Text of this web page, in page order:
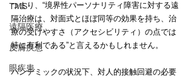
TMS
遠隔医療
皮膚疾患
眼疾患
つまり、“境界性パーソナリティ障害に対する遠
隔治療は、対面式とほぼ同等の効果を持ち、治
療の受けやすさ（アクセシビリティ）の点では
特に有利である”と言えるかもしれません。
パンデミックの状況下、対人的接触回避の必要